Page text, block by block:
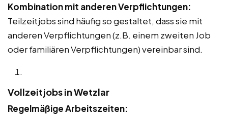
Kombination mit anderen Verpflichtungen:
Teilzeitjobs sind häufig so gestaltet, dass sie mit
anderen Verpflichtungen (z.B. einem zweiten Job
oder familiären Verpflichtungen) vereinbar sind.
Vollzeitjobs in Wetzlar
Regelmäßige Arbeitszeiten: